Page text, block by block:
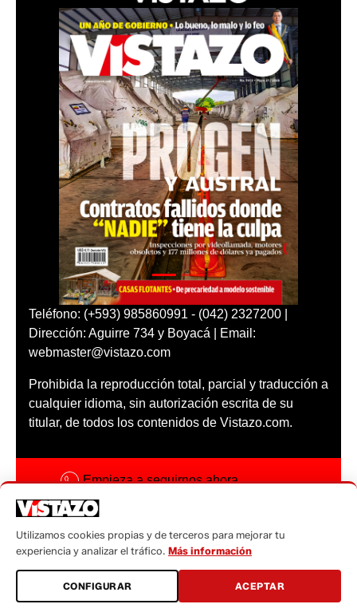
Teléfono: (+593) 985860991 - (042) 2327200 |
Dirección: Aguirre 734 y Boyacá | Email:
webmaster@vistazo.com
Prohibida la reproducción total, parcial y traducción a
cualquier idioma, sin autorización escrita de su
titular, de todos los contenidos de Vistazo.com.
Empieza a seguirnos ahora
Código ética
Sugerencias a:
sugerencias@vistazo.com
Utilizamos cookies propias y de terceros para mejorar tu
experiencia y analizar el tráfico. Más información
CONFIGURAR ACEPTAR